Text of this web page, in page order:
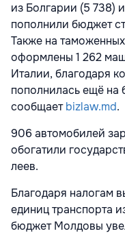
из Болгарии (5 738)
пополнили бюджет
Также на
оформлены 1 262
Италии, благодаря
пополнилась ещё на
сообщаетbizlaw.md.
906 автомобилей
обогатили
леев.
Благодаря налогам
единиц транспорта
бюджет Молдовы